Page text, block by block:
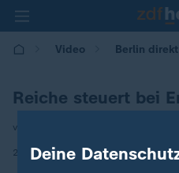
Video Berlin direkt
Reiche steuert bei
von Henriette de Maizière
21.09.2025 | 19:10
Deine